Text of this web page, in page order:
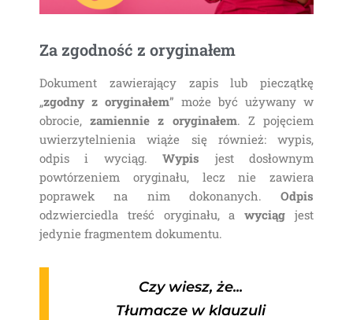
Za zgodność z oryginałem
Dokument zawierający zapis lub pieczątkę
„zgodny z oryginałem” może być używany w
obrocie,zamiennie z oryginałem. Z pojęciem
uwierzytelnienia wiąże się również: wypis,
odpis i wyciąg.Wypis jest dosłownym
powtórzeniem oryginału, lecz nie zawiera
poprawek na nim dokonanych. Odpis
odzwierciedla treść oryginału, awyciągjest
jedynie fragmentem dokumentu.
Czy wiesz, że...
Tłumacze w klauzuli